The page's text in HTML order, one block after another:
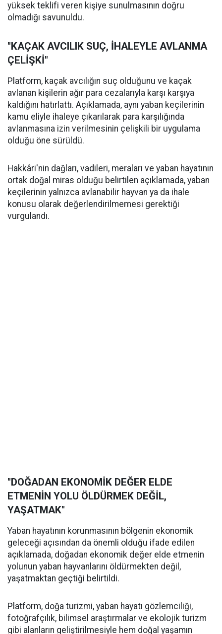
yüksek teklifi veren kişiye sunulmasının doğru
olmadığı savunuldu.
"KAÇAK AVCILIK SUÇ, İHALEYLE AVLANMA
ÇELİŞKİ"
Platform, kaçak avcılığın suç olduğunu ve kaçak
avlanan kişilerin ağır para cezalarıyla karşı karşıya
kaldığını hatırlattı. Açıklamada, aynı yaban keçilerinin
kamu eliyle ihaleye çıkarılarak para karşılığında
avlanmasına izin verilmesinin çelişkili bir uygulama
olduğu öne sürüldü.
Hakkâri'nin dağları, vadileri, meraları ve yaban hayatının
ortak doğal miras olduğu belirtilen açıklamada, yaban
keçilerinin yalnızca avlanabilir hayvan ya da ihale
konusu olarak değerlendirilmemesi gerektiği
vurgulandı.
"DOĞADAN EKONOMİK DEĞER ELDE
ETMENİN YOLU ÖLDÜRMEK DEĞİL,
YAŞATMAK"
Yaban hayatının korunmasının bölgenin ekonomik
geleceği açısından da önemli olduğu ifade edilen
açıklamada, doğadan ekonomik değer elde etmenin
yolunun yaban hayvanlarını öldürmekten değil,
yaşatmaktan geçtiği belirtildi.
Platform, doğa turizmi, yaban hayatı gözlemciliği,
fotoğrafçılık, bilimsel araştırmalar ve ekolojik turizm
gibi alanların geliştirilmesiyle hem doğal yaşamın